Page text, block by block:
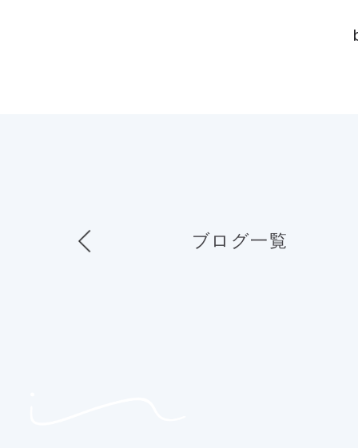
ブログ一覧